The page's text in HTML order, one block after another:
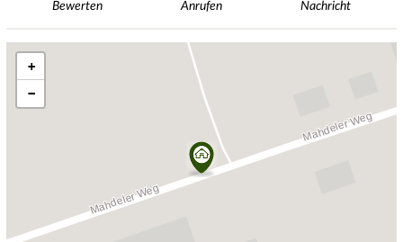
Bewerten Anrufen Nachricht
+
−